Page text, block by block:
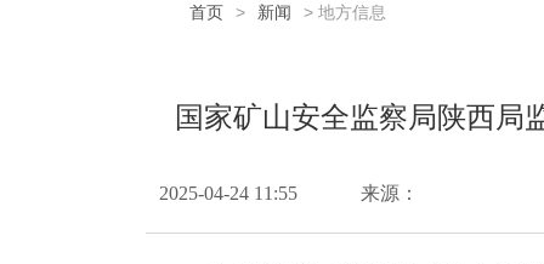
首页 > 新闻 > 地方信息
国家矿山安全监察局陕西局
2025-04-24 11:55 来源：